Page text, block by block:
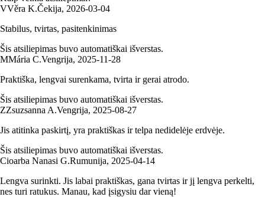
VVěra K.Čekija, 2026‑03‑04
Stabilus, tvirtas, pasitenkinimas
Šis atsiliepimas buvo automatiškai išverstas.
MMária C.Vengrija, 2025‑11‑28
Praktiška, lengvai surenkama, tvirta ir gerai atrodo.
Šis atsiliepimas buvo automatiškai išverstas.
ZZsuzsanna A.Vengrija, 2025‑08‑27
Jis atitinka paskirtį, yra praktiškas ir telpa nedidelėje erdvėje.
Šis atsiliepimas buvo automatiškai išverstas.
Cioarba Nanasi G.Rumunija, 2025‑04‑14
Lengva surinkti. Jis labai praktiškas, gana tvirtas ir jį lengva perkelti,
nes turi ratukus. Manau, kad įsigysiu dar vieną!